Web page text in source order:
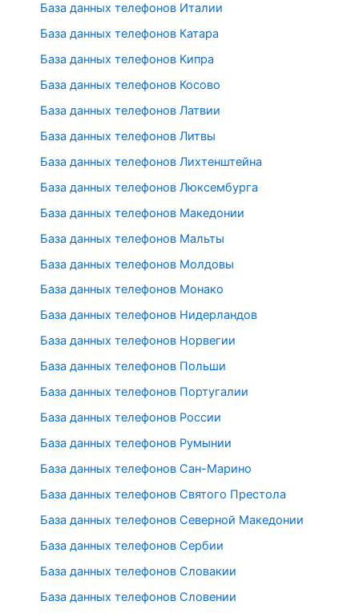
База данных телефонов Италии
База данных телефонов Катара
База данных телефонов Кипра
База данных телефонов Косово
База данных телефонов Латвии
База данных телефонов Литвы
База данных телефонов Лихтенштейна
База данных телефонов Люксембурга
База данных телефонов Македонии
База данных телефонов Мальты
База данных телефонов Молдовы
База данных телефонов Монако
База данных телефонов Нидерландов
База данных телефонов Норвегии
База данных телефонов Польши
База данных телефонов Португалии
База данных телефонов России
База данных телефонов Румынии
База данных телефонов Сан-Марино
База данных телефонов Святого Престола
База данных телефонов Северной Македонии
База данных телефонов Сербии
База данных телефонов Словакии
База данных телефонов Словении